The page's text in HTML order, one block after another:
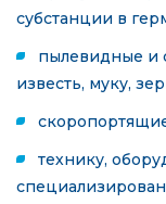
субстанции в
пылевидные и
известь, муку,
технику,